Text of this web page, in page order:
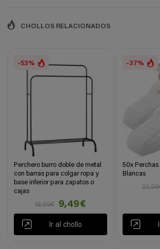
CHOLLOS RELACIONADOS
-53%
Perchero burro doble de metal
con barras para colgar ropa y
base inferior para zapatos o
cajas
19,99€
9,49€
Ir al chollo
-37%
50x
Blancas